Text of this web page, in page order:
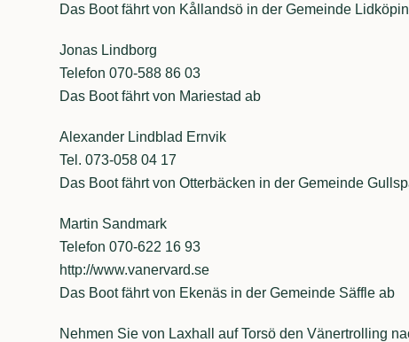
Das Boot fährt von Kållandsö in der Gemeinde
Jonas Lindborg
Telefon 070-588 86 03
Das Boot fährt von Mariestad ab
Alexander Lindblad Ernvik
Tel. 073-058 04 17
Das Boot fährt von Otterbäcken in der Gemeinde
Martin Sandmark
Telefon 070-622 16 93
http://www.vanervard.se
Das Boot fährt von Ekenäs in der Gemeinde Säffle ab
Nehmen Sie von Laxhall auf Torsö den Vänertrolling